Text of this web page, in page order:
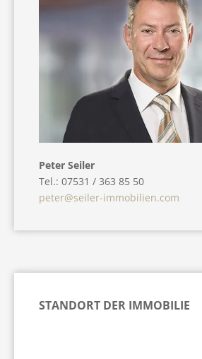
Peter Seiler
Tel.: 07531 / 363 85 50
peter@seiler-immobilien.com
STANDORT DER IMMOBILIE